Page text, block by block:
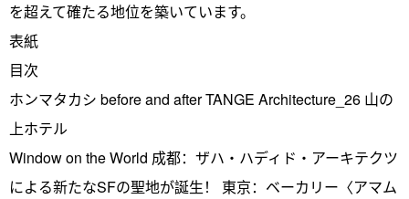
を超えて確たる地位を築いています。
表紙
目次
ホンマタカシ before and after TANGE Architecture_26 山の
上ホテル
Window on the World 成都：ザハ・ハディド・アーキテクツ
による新たなSFの聖地が誕生！ 東京：ベーカリー〈アマム